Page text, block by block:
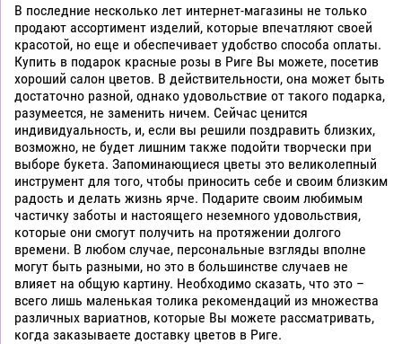
В последние несколько лет интернет-магазины не только
продают ассортимент изделий, которые впечатляют своей
красотой, но еще и обеспечивает удобство способа оплаты.
Купить в подарок красные розы в Риге Вы можете, посетив
хороший салон цветов. В действительности, она может быть
достаточно разной, однако удовольствие от такого подарка,
разумеется, не заменить ничем. Сейчас ценится
индивидуальность, и, если вы решили поздравить близких,
возможно, не будет лишним также подойти творчески при
выборе букета. Запоминающиеся цветы это великолепный
инструмент для того, чтобы приносить себе и своим близким
радость и делать жизнь ярче. Подарите своим любимым
частичку заботы и настоящего неземного удовольствия,
которые они смогут получить на протяжении долгого
времени. В любом случае, персональные взгляды вполне
могут быть разными, но это в большинстве случаев не
влияет на общую картину. Необходимо сказать, что это –
всего лишь маленькая толика рекомендаций из множества
различных вариатнов, которые Вы можете рассматривать,
когда заказываете доставку цветов в Риге.